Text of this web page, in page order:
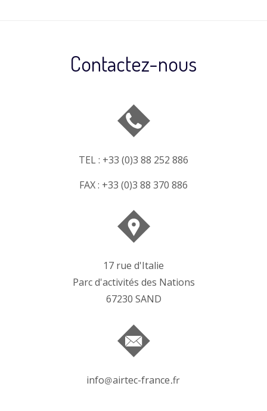
Contactez-nous
TEL : +33 (0)3 88 252 886
FAX : +33 (0)3 88 370 886
17 rue d'Italie
Parc d'activités des Nations
67230 SAND
info airtec-france